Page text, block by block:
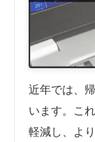
近年では、
います。こ
軽減し、よ